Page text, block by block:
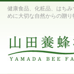
健康食品、化粧品、はち
めに大切な自然からの贈り